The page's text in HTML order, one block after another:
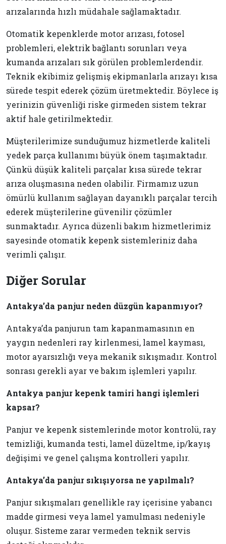
arızalarında hızlı müdahale sağlamaktadır.
Otomatik kepenklerde motor arızası, fotosel
problemleri, elektrik bağlantı sorunları veya
kumanda arızaları sık görülen problemlerdendir.
Teknik ekibimiz gelişmiş ekipmanlarla arızayı kısa
sürede tespit ederek çözüm üretmektedir. Böylece iş
yerinizin güvenliği riske girmeden sistem tekrar
aktif hale getirilmektedir.
Müşterilerimize sunduğumuz hizmetlerde kaliteli
yedek parça kullanımı büyük önem taşımaktadır.
Çünkü düşük kaliteli parçalar kısa sürede tekrar
arıza oluşmasına neden olabilir. Firmamız uzun
ömürlü kullanım sağlayan dayanıklı parçalar tercih
ederek müşterilerine güvenilir çözümler
sunmaktadır. Ayrıca düzenli bakım hizmetlerimiz
sayesinde otomatik kepenk sistemleriniz daha
verimli çalışır.
Diğer Sorular
Antakya’da panjur neden düzgün kapanmıyor?
Antakya’da panjurun tam kapanmamasının en
yaygın nedenleri ray kirlenmesi, lamel kayması,
motor ayarsızlığı veya mekanik sıkışmadır. Kontrol
sonrası gerekli ayar ve bakım işlemleri yapılır.
Antakya panjur kepenk tamiri hangi işlemleri
kapsar?
Panjur ve kepenk sistemlerinde motor kontrolü, ray
temizliği, kumanda testi, lamel düzeltme, ip/kayış
değişimi ve genel çalışma kontrolleri yapılır.
Antakya’da panjur sıkışıyorsa ne yapılmalı?
Panjur sıkışmaları genellikle ray içerisine yabancı
madde girmesi veya lamel yamulması nedeniyle
oluşur. Sisteme zarar vermeden teknik servis